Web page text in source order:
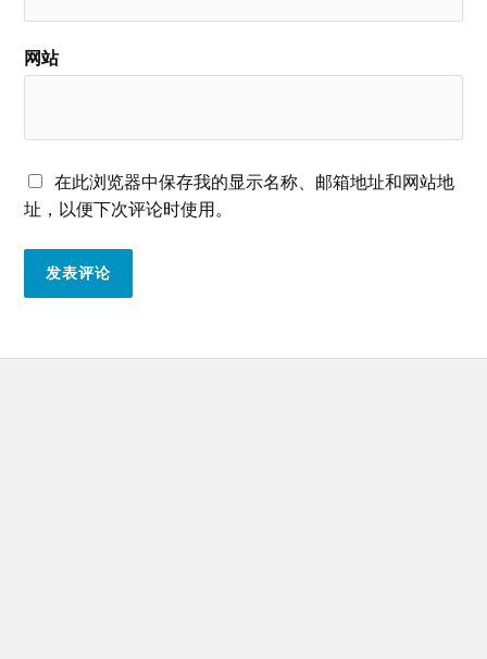
网站
在此浏览器中保存我的显示名称、邮箱地址和网站地
址，以便下次评论时使用。